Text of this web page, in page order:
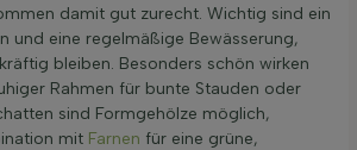
damit gut zurecht. Wichtig sind ein
und eine regelmäßige Bewässerung,
bleiben. Besonders schön wirken
Rahmen für bunte Stauden oder
sind Formgehölze möglich,
mit Farnen für eine grüne,